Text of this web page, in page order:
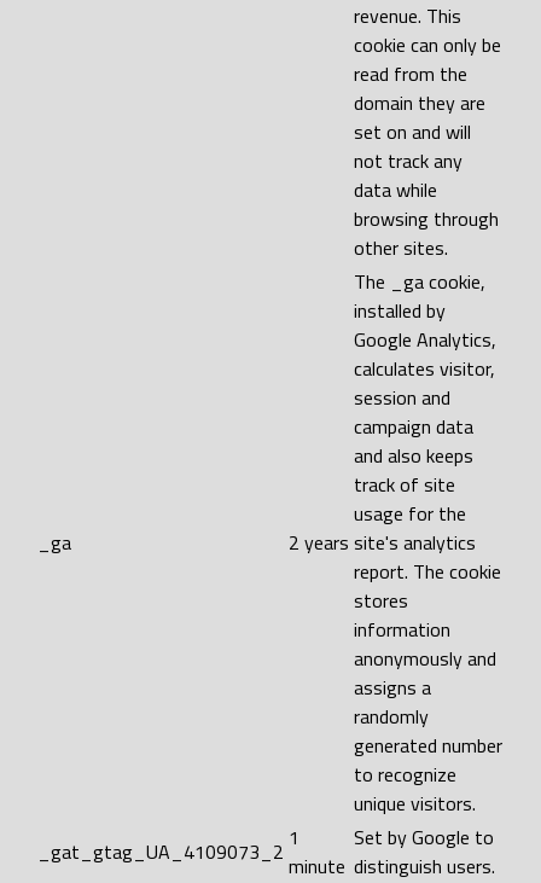
revenue. This
cookie can only be
read from the
domain they are
set on and will
not track any
data while
browsing through
other sites.
_ga 2 years
The _ga cookie,
installed by
Google Analytics,
calculates visitor,
session and
campaign data
and also keeps
track of site
usage for the
site's analytics
report. The cookie
stores
information
anonymously and
assigns a
randomly
generated number
to recognize
unique visitors.
_gat_gtag_UA_4109073_2 1
minute
Set by Google to
distinguish users.